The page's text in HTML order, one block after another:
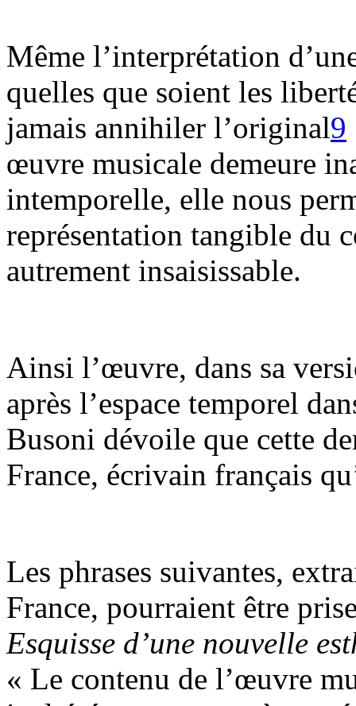
Même l’interprétation
quelles que soient les
jamais annihiler l’original9
œuvre musicale demeure
intemporelle, elle nous
représentation tangible du
autrement insaisissable.
Ainsi l’œuvre, dans sa
après l’espace temporel
Busoni dévoile que cette
France, écrivain français
Les phrases suivantes,
France, pourraient être
Esquisse d’une nouvelle
« Le contenu de l’œuvre